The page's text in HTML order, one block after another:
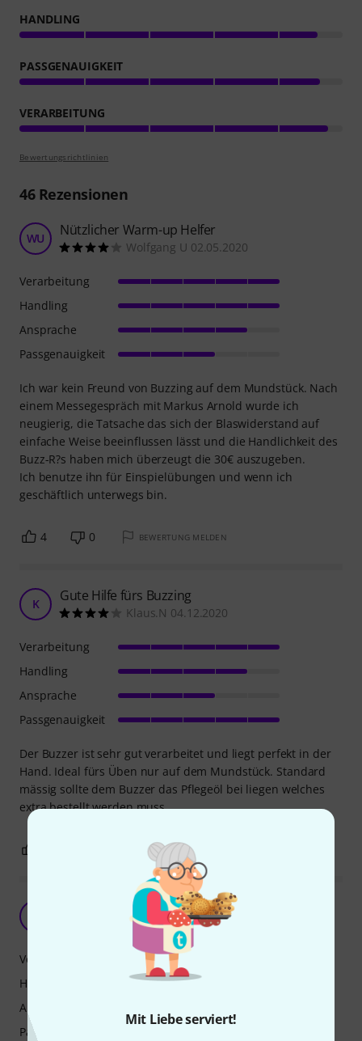
Mit Liebe serviert!
HANDLING
PASSGENAUIGKEIT
VERARBEITUNG
Bewertungsrichtlinien
46Rezensionen
WU Nützlicher Warm-up Helfer
Wolfgang U 02.05.2020
Ich war kein Freund von Buzzing auf dem Mundstück. Nach
einem Messegespräch mit Markus Arnold wurde ich
neugierig, die Tatsache das sich der Blaswiderstand auf
einfache Weise beeinflussen lässt und die Handlichkeit des
Buzz-R?s haben mich überzeugt die 30€ auszugeben.
Ich benutze ihn für Einspielübungen und wenn ich
geschäftlich unterwegs bin.
Verarbeitung
Handling
Ansprache
Passgenauigkeit
4 0 BEWERTUNG MELDEN
K Gute Hilfe fürs Buzzing
Klaus.N 04.12.2020
Der Buzzer ist sehr gut verarbeitet und liegt perfekt in der
Hand. Ideal fürs Üben nur auf dem Mundstück. Standard
mässig sollte dem Buzzer das Pflegeöl bei liegen welches
extra bestellt werden muss.
Verarbeitung
Handling
Ansprache
Passgenauigkeit
BEWERTUNG MELDEN
Gut aber teuer
Deaddy 15.01.2022
Verarbeitung
Handling
Ansprache
Passgenauigkeit